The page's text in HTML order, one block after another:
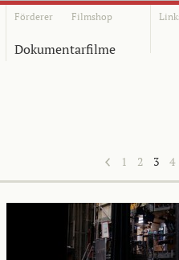
Förderer Filmshop
Dokumentarfilme
1 2 3 4